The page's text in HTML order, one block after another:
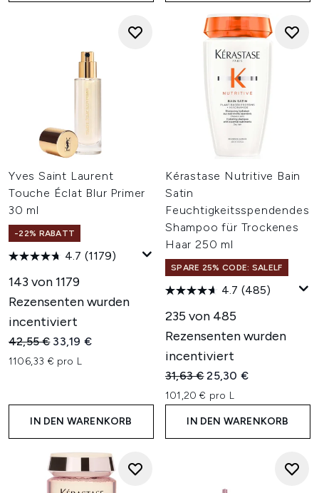
Yves Saint Laurent
Touche Éclat Blur Primer
30 ml
-22% RABATT
4.7 (1179)
143 von 1179
Rezensenten wurden
incentiviert
Unverbindliche Preisempfehlung:
42,55 € Aktueller Preis:
33,19 €
1106,33 € pro L
IN DEN WARENKORB
Kérastase Nutritive Bain
Satin
Feuchtigkeitsspendendes
Shampoo für Trockenes
Haar 250 ml
SPARE 25% CODE: SALELF
4.7 (485)
235 von 485
Rezensenten wurden
incentiviert
Unverbindliche
31,63 €Aktueller Preis:
25,30 €
101,20 € pro L
IN DEN WARENKORB